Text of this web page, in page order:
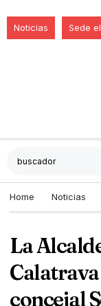
Noticias Sede
Home Noticias
La
concejal